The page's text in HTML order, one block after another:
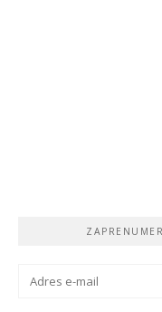
Adres